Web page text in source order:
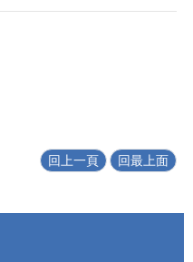
回上一頁 回最上面